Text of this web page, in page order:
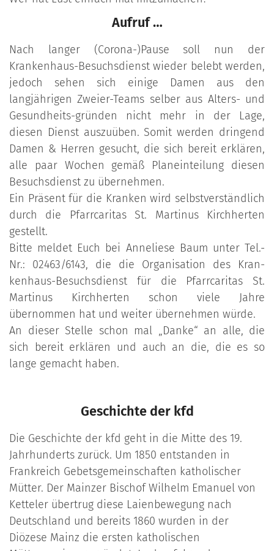
Aufruf …
Nach langer (Corona-)Pause soll nun der
Krankenhaus-Besuchsdienst wieder belebt werden,
jedoch sehen sich einige Damen aus den
langjährigen Zweier-Teams selber aus Alters- und
Gesundheits-gründen nicht mehr in der Lage,
diesen Dienst auszuüben. Somit werden dringend
Damen & Herren gesucht, die sich bereit erklären,
alle paar Wochen gemäß Planeinteilung diesen
Besuchsdienst zu übernehmen.
Ein Präsent für die Kranken wird selbstverständlich
durch die Pfarrcaritas St. Martinus Kirchherten
gestellt.
Bitte meldet Euch bei Anneliese Baum unter Tel.-
Nr.: 02463/6143, die die Organisation des Kran-
kenhaus-Besuchsdienst für die Pfarrcaritas St.
Martinus Kirchherten schon viele Jahre
übernommen hat und weiter übernehmen würde.
An dieser Stelle schon mal „Danke“ an alle, die
sich bereit erklären und auch an die, die es so
lange gemacht haben.
Geschichte der kfd
Die Geschichte der kfd geht in die Mitte des 19.
Jahrhunderts zurück. Um 1850 entstanden in
Frankreich Gebetsgemeinschaften katholischer
Mütter. Der Mainzer Bischof Wilhelm Emanuel von
Ketteler übertrug diese Laienbewegung nach
Deutschland und bereits 1860 wurden in der
Diözese Mainz die ersten katholischen